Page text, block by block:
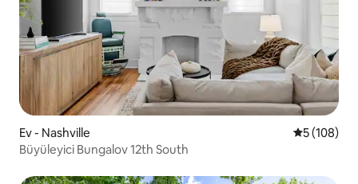
Ev - Nashville 55 (108)
Büyüleyici Bungalov 12th South